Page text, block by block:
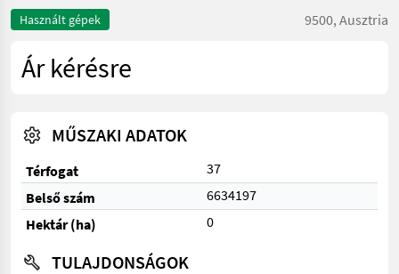
Használt gépek 9500, Ausztria
Ár kérésre
MŰSZAKI ADATOK
Térfogat
37
Belső szám
6634197
Hektár (ha)
0
TULAJDONSÁGOK